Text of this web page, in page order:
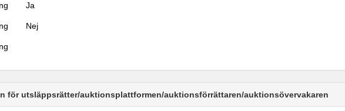
Ja
Nej
för utsläppsrätter/auktionsplattformen/auktionsförrättaren/auktionsövervakaren